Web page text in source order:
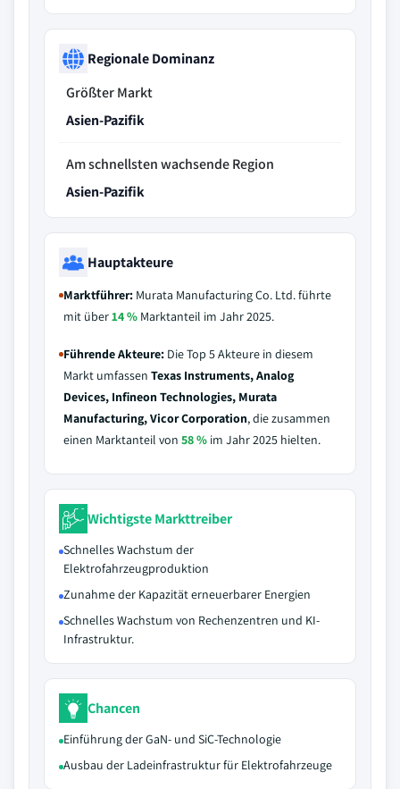
Regionale Dominanz
Größter Markt
Asien-Pazifik
Am schnellsten wachsende Region
Asien-Pazifik
Hauptakteure
Marktführer: Murata Manufacturing Co. Ltd. führte
mit über14 % Marktanteil im Jahr 2025.
Führende Akteure: Die Top 5 Akteure in diesem
Markt umfassen Texas Instruments, Analog
Devices, Infineon Technologies, Murata
Manufacturing, Vicor Corporation, die zusammen
einen Marktanteil von 58 % im Jahr 2025 hielten.
Wichtigste Markttreiber
Schnelles Wachstum der
Elektrofahrzeugproduktion
Zunahme der Kapazität erneuerbarer Energien
Schnelles Wachstum von Rechenzentren und KI-
Infrastruktur.
Chancen
Einführung der GaN- und SiC-Technologie
Ausbau der Ladeinfrastruktur für Elektrofahrzeuge